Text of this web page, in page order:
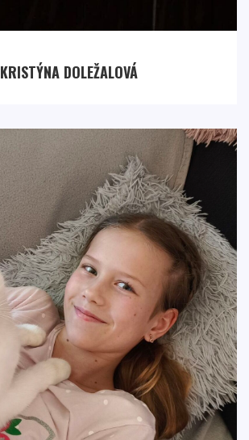
KRISTÝNA DOLEŽALOVÁ